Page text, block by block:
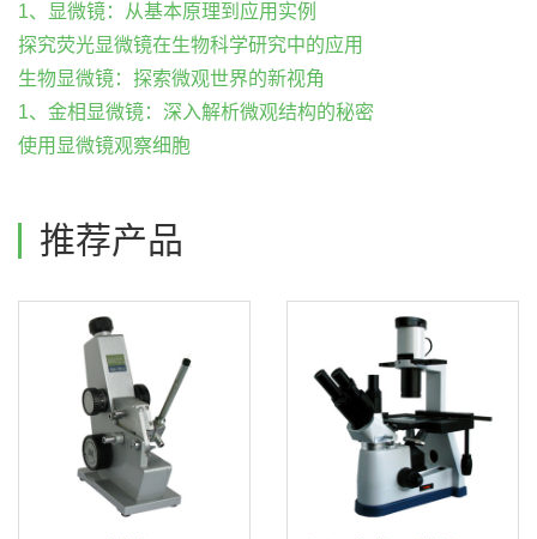
1、显微镜：从基本原理到应用实例
探究荧光显微镜在生物科学研究中的应用
生物显微镜：探索微观世界的新视角
1、金相显微镜：深入解析微观结构的秘密
使用显微镜观察细胞
推荐产品